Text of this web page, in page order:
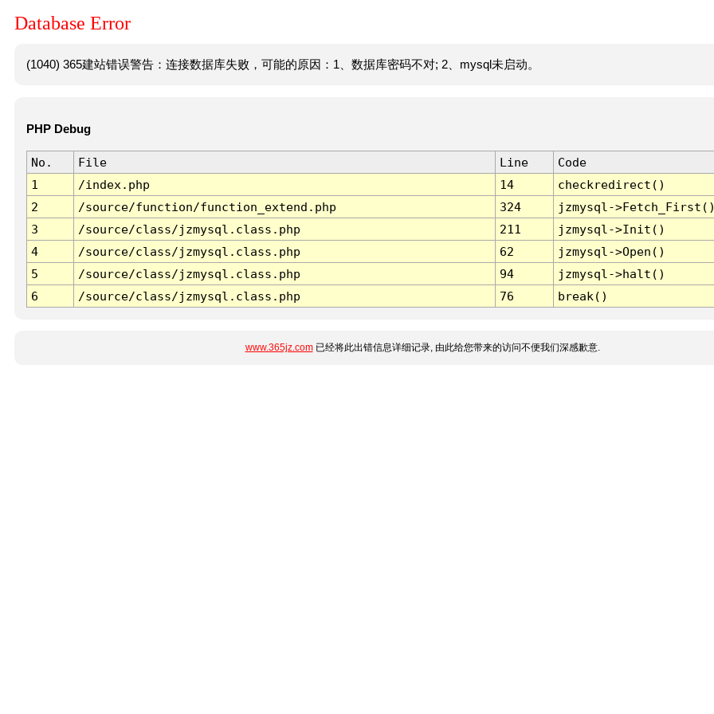
Database Error
(1040) 365建站错误警告：连接数据库失败，可能的原因：1、数据库密码不对; 2、mysql未启动。
PHP Debug
No. File Line
Code
1
/index.php 14
checkredirect()
2
/source/function/function_extend.php 324
jzmysql-
3
/source/class/jzmysql.class.php 211
jzmysql->Init()
4
/source/class/jzmysql.class.php 62
jzmysql->Open()
5
/source/class/jzmysql.class.php 94
jzmysql->halt()
6
/source/class/jzmysql.class.php 76 break()
www.365jz.com已经将此出错信息详细记录, 由此给您带来的访问不便我们深感歉意.